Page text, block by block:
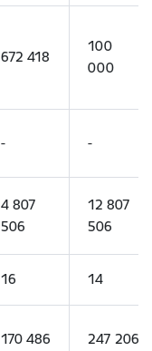
672 418
100
000
- -
4 807
506
12 807
506
16 14
170 486
247 206